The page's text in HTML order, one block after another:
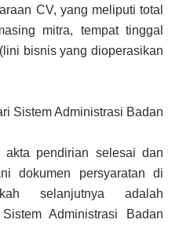
CV, yang meliputi total
mitra, tempat tinggal
bisnis yang dioperasikan
Sistem Administrasi Badan
akta pendirian selesai dan
dokumen persyaratan di
selanjutnya adalah
Administrasi Badan